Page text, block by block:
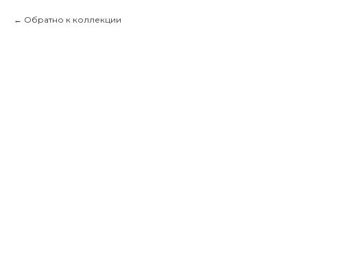
Обратно к коллекции